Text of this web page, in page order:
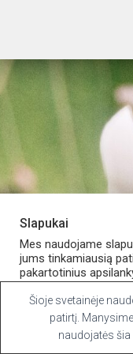
PARDUOTUVĖ
Hestia
Slapukai
Mes naudojame
jums tinkamiausią
pakartotinius
sutinkate naudoti
Slapukų nustatymai
Šioje svetainėje
patirtį.
naudojatės šia